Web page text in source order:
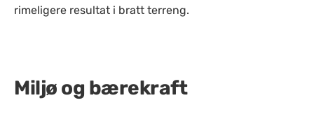
rimeligere resultat i bratt terreng.
Miljø og bærekraft